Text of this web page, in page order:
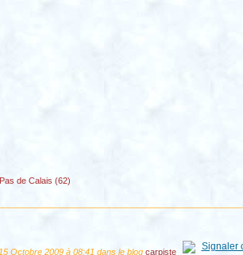
Pas de Calais (62)
Octobre 2009 à 08:41 dans le blog carpiste